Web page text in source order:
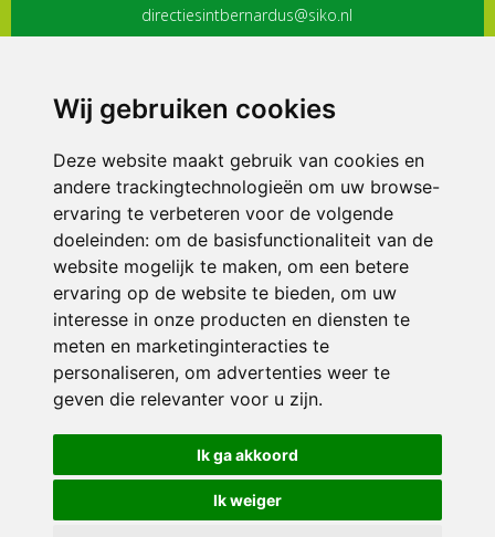
Wij gebruiken cookies
Deze website maakt gebruik van cookies en
andere trackingtechnologieën om uw browse-
ervaring te verbeteren voor de volgende
doeleinden: om de basisfunctionaliteit van de
website mogelijk te maken, om een betere
ervaring op de website te bieden, om uw
interesse in onze producten en diensten te
meten en marketinginteracties te
personaliseren, om advertenties weer te
geven die relevanter voor u zijn.
Ik ga akkoord
Ik weiger
directiesintbernardus@siko.nl
3116 JB
ONDERDEEL VAN
© 2026 Sint Bernardus | Alle rechten voorbehouden
Privacy policy|Disclaimer| Klachtenregeling|RSIN en Anbi
voorkeuren
Crealisatie The MindOffice